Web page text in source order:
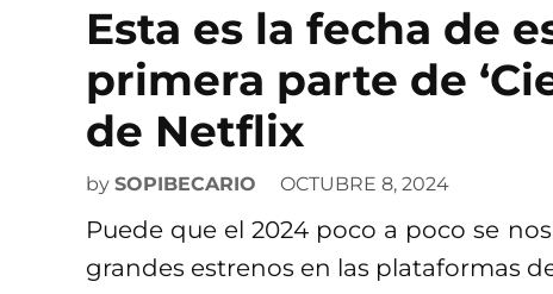
Esta es la fecha de
primera parte de
de Netflix
by SOPIBECARIO OCTUBRE 8, 2024
Puede que el 2024 poco a poco se
grandes estrenos en las plataformas